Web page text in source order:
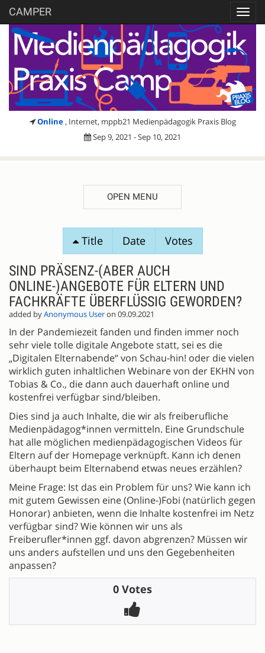
CAMPER
Online , Internet, mppb21 Medienpädagogik Praxis Blog
Sep 9, 2021 - Sep 10, 2021
OPEN MENU
Title Date Votes
SIND PRÄSENZ-(ABER AUCH
ONLINE-)ANGEBOTE FÜR ELTERN UND
FACHKRÄFTE ÜBERFLÜSSIG GEWORDEN?
added byAnonymous Useron 09.09.2021
In der Pandemiezeit fanden und finden immer noch
sehr viele tolle digitale Angebote statt, sei es die
„Digitalen Elternabende“ von Schau-hin! oder die vielen
wirklich guten inhaltlichen Webinare von der EKHN von
Tobias & Co., die dann auch dauerhaft online und
kostenfrei verfügbar sind/bleiben.
Dies sind ja auch Inhalte, die wir als freiberufliche
Medienpädagog*innen vermitteln. Eine Grundschule
hat alle möglichen medienpädagogischen Videos für
Eltern auf der Homepage verknüpft. Kann ich denen
überhaupt beim Elternabend etwas neues erzählen?
Meine Frage: Ist das ein Problem für uns? Wie kann ich
mit gutem Gewissen eine (Online-)Fobi (natürlich gegen
Honorar) anbieten, wenn die Inhalte kostenfrei im Netz
verfügbar sind? Wie können wir uns als
Freiberufler*innen ggf. davon abgrenzen? Müssen wir
uns anders aufstellen und uns den Gegebenheiten
anpassen?
0 Votes